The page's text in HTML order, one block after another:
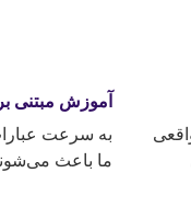
آموزش مبتنی
به سرعت
ما باعث